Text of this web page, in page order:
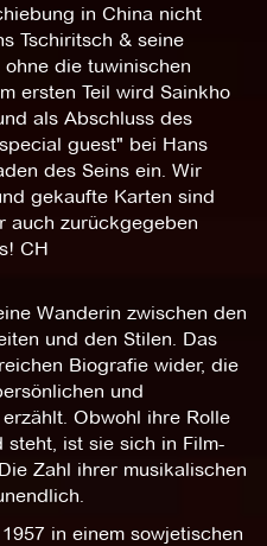
in China nicht
Tschiritsch & seine
die tuwinischen
ersten Teil wird Sainkho
als Abschluss des
guest" bei Hans
des Seins ein. Wir
gekaufte Karten sind
auch zurückgegeben
CH
Wanderin zwischen den
und den Stilen. Das
Biografie wider, die
und
Obwohl ihre Rolle
steht, ist sie sich in Film-
Zahl ihrer musikalischen
in einem sowjetischen